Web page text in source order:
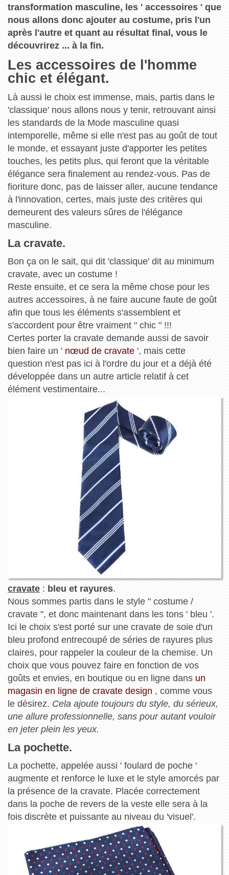
transformation masculine, les ' accessoires ' que
nous allons donc ajouter au costume, pris l'un
après l'autre et quant au résultat final, vous le
découvrirez ... à la fin.
Les accessoires de l'homme
chic et élégant.
Là aussi le choix est immense, mais, partis dans le
'classique' nous allons nous y tenir, retrouvant ainsi
les standards de la Mode masculine quasi
intemporelle, même si elle n'est pas au goût de tout
le monde, et essayant juste d'apporter les petites
touches, les petits plus, qui feront que la véritable
élégance sera finalement au rendez-vous. Pas de
fioriture donc, pas de laisser aller, aucune tendance
à l'innovation, certes, mais juste des critères qui
demeurent des valeurs sûres de l'élégance
masculine.
La cravate.
Bon ça on le sait, qui dit 'classique' dit au minimum
cravate, avec un costume !
Reste ensuite, et ce sera la même chose pour les
autres accessoires, à ne faire aucune faute de goût
afin que tous les éléments s'assemblent et
s'accordent pour être vraiment " chic " !!!
Certes porter la cravate demande aussi de savoir
bien faire un ' nœud de cravate', mais cette
question n'est pas ici à l'ordre du jour et a déjà été
développée dans un autre article relatif à cet
élément vestimentaire...
cravate: bleu et rayures.
Nous sommes partis dans le style " costume /
cravate ", et donc maintenant dans les tons ' bleu '.
Ici le choix s'est porté sur une cravate de soie d'un
bleu profond entrecoupé de séries de rayures plus
claires, pour rappeler la couleur de la chemise. Un
choix que vous pouvez faire en fonction de vos
goûts et envies, en boutique ou en ligne dans un
magasin en ligne de cravate design , comme vous
le désirez. Cela ajoute toujours du style, du sérieux,
une allure professionnelle, sans pour autant vouloir
en jeter plein les yeux.
La pochette.
La pochette, appelée aussi ' foulard de poche '
augmente et renforce le luxe et le style amorcés par
la présence de la cravate. Placée correctement
dans la poche de revers de la veste elle sera à la
fois discrète et puissante au niveau du 'visuel'.